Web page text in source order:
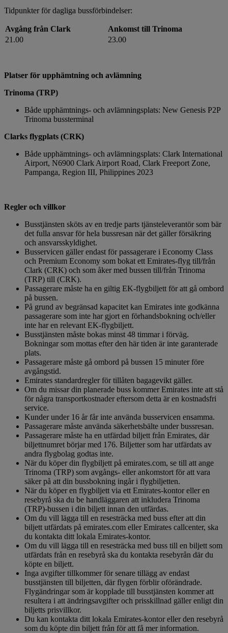
Tidpunkter för dagliga bussförbindelser:
Avgång från Clark
Ankomst till Trinoma
21.00
23.00
Platser för upphämtning och avlämning
Trinoma (TRP)
Både upphämtnings- och avlämningsplats: New Genesis P2P
Trinoma bussterminal
Clarks flygplats (CRK)
Både upphämtnings- och avlämningsplats: Clark International
Airport, N6900 Clark Airport Road, Clark Freeport Zone,
Pampanga, Region III, Philippines 2023
Regler och villkor
Busstjänsten sköts av en tredje parts tjänsteleverantör som bär
det fulla ansvar för hela bussresan när det gäller försäkring
och ansvarsskyldighet.
Busservicen gäller endast för passagerare i Economy Class
och Premium Economy som bokat ett Emirates-flyg till/från
Clark (CRK) och som åker med bussen till/från Trinoma
(TRP) till (CRK).
Passagerare måste ha en giltig EK-flygbiljett för att gå ombord
på bussen.
På grund av begränsad kapacitet kan Emirates inte godkänna
passagerare som inte har gjort en förhandsbokning och/eller
inte har en relevant EK-flygbiljett.
Busstjänsten måste bokas minst 48 timmar i förväg.
Bokningar som mottas efter den här tiden är inte garanterade
plats.
Passagerare måste gå ombord på bussen 15 minuter före
avgångstid.
Emirates standardregler för tillåten bagagevikt gäller.
Om du missar din planerade buss kommer Emirates inte att stå
för några transportkostnader eftersom detta är en kostnadsfri
service.
Kunder under 16 år får inte använda busservicen ensamma.
Passagerare måste använda säkerhetsbälte under bussresan.
Passagerare måste ha en utfärdad biljett från Emirates, där
biljettnumret börjar med 176. Biljetter som har utfärdats av
andra flygbolag godtas inte.
När du köper din flygbiljett på emirates.com, se till att ange
Trinoma (TRP) som avgångs- eller ankomstort för att vara
säker på att din bussbokning ingår i flygbiljetten.
När du köper en flygbiljett via ett Emirates-kontor eller en
resebyrå ska du be handläggaren att inkludera Trinoma
(TRP)-bussen i din biljett innan den utfärdas.
Om du vill lägga till en resesträcka med buss efter att din
biljett utfärdats på emirates.com eller Emirates callcenter, ska
du kontakta ditt lokala Emirates-kontor.
Om du vill lägga till en resesträcka med buss till en biljett som
utfärdats från en resebyrå ska du kontakta resebyrån där du
köpte en biljett.
Inga avgifter tillkommer för senare tillägg av endast
busstjänsten till biljetten, där flygen förblir oförändrade.
Flygändringar som är kopplade till busstjänsten kommer att
resultera i att ändringsavgifter och prisskillnad gäller enligt din
biljetts prisvillkor.
Du kan kontakta ditt lokala Emirates-kontor eller den resebyrå
som du köpte din biljett från för att få mer information.